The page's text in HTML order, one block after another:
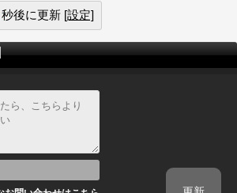
秒後に更新 [設定]